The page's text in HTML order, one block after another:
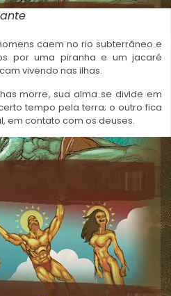
caem no rio subterrâneo e
por uma piranha e um jacaré
vivendo nas ilhas.
morre, sua alma se divide em
tempo pela terra; o outro fica
em contato com os deuses.